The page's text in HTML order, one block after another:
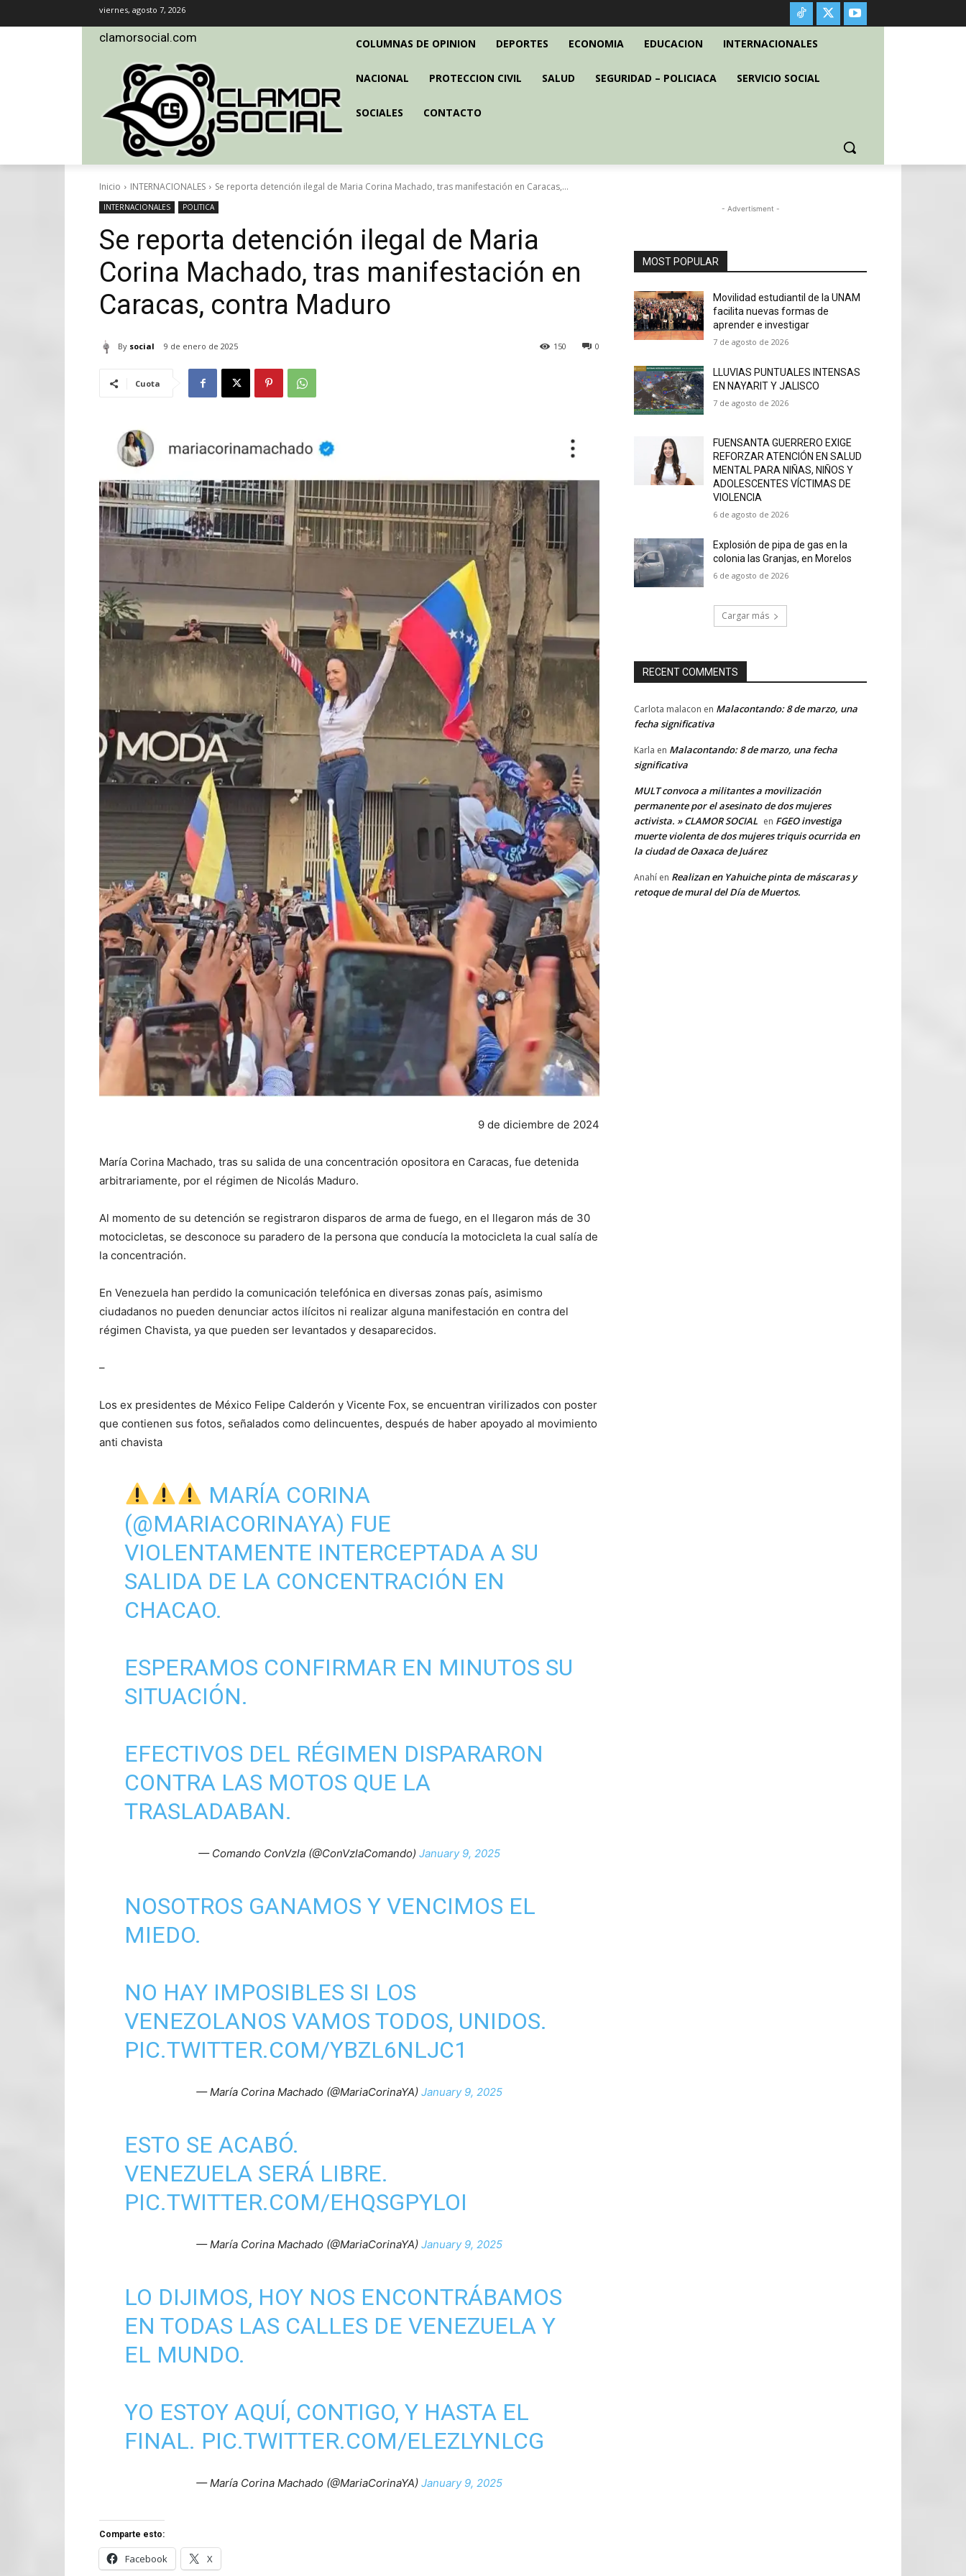
viernes, agosto 7, 2026
clamorsocial.com COLUMNAS DE OPINION DEPORTES ECONOMIA EDUCACION INTERNACIONALES
NACIONAL PROTECCION CIVIL SALUD SEGURIDAD – POLICIACA SERVICIO SOCIAL
SOCIALES CONTACTO
Inicio INTERNACIONALES Se reporta detención ilegal de Maria Corina Machado, tras manifestación en Caracas,...
INTERNACIONALES POLITICA
Se reporta detención ilegal de Maria
Corina Machado, tras manifestación en
Caracas, contra Maduro
By social 9 de enero de 2025 0
150
Cuota
9 de diciembre de 2024
María Corina Machado, tras su salida de una concentración opositora en Caracas, fue detenida
arbitrariamente, por el régimen de Nicolás Maduro.
Al momento de su detención se registraron disparos de arma de fuego, en el llegaron más de 30
motocicletas, se desconoce su paradero de la persona que conducía la motocicleta la cual salía de
la concentración.
En Venezuela han perdido la comunicación telefónica en diversas zonas país, asimismo
ciudadanos no pueden denunciar actos ilícitos ni realizar alguna manifestación en contra del
régimen Chavista, ya que pueden ser levantados y desaparecidos.
–
Los ex presidentes de México Felipe Calderón y Vicente Fox, se encuentran virilizados con poster
que contienen sus fotos, señalados como delincuentes, después de haber apoyado al movimiento
anti chavista
MARÍA CORINA
(@MARIACORINAYA) FUE
VIOLENTAMENTE INTERCEPTADA A SU
SALIDA DE LA CONCENTRACIÓN EN
CHACAO.
ESPERAMOS CONFIRMAR EN MINUTOS SU
SITUACIÓN.
EFECTIVOS DEL RÉGIMEN DISPARARON
CONTRA LAS MOTOS QUE LA
TRASLADABAN.
— Comando ConVzla (@ConVzlaComando) January 9, 2025
NOSOTROS GANAMOS Y VENCIMOS EL
MIEDO.
NO HAY IMPOSIBLES SI LOS
VENEZOLANOS VAMOS TODOS, UNIDOS.
PIC.TWITTER.COM/YBZL6NLJC1
— María Corina Machado (@MariaCorinaYA) January 9, 2025
ESTO SE ACABÓ.
VENEZUELA SERÁ LIBRE.
PIC.TWITTER.COM/EHQSGPYLOI
— María Corina Machado (@MariaCorinaYA) January 9, 2025
LO DIJIMOS, HOY NOS ENCONTRÁBAMOS
EN TODAS LAS CALLES DE VENEZUELA Y
EL MUNDO.
YO ESTOY AQUÍ, CONTIGO, Y HASTA EL
FINAL. PIC.TWITTER.COM/ELEZLYNLCG
— María Corina Machado (@MariaCorinaYA) January 9, 2025
Comparte esto:
Facebook X
- Advertisment -
MOST POPULAR
Movilidad estudiantil de la UNAM
facilita nuevas formas de
aprender e investigar
7 de agosto de 2026
LLUVIAS PUNTUALES INTENSAS
EN NAYARIT Y JALISCO
7 de agosto de 2026
FUENSANTA GUERRERO EXIGE
REFORZAR ATENCIÓN EN SALUD
MENTAL PARA NIÑAS, NIÑOS Y
ADOLESCENTES VÍCTIMAS DE
VIOLENCIA
6 de agosto de 2026
Explosión de pipa de gas en la
colonia las Granjas, en Morelos
6 de agosto de 2026
Cargar más
RECENT COMMENTS
Carlota malacon en Malacontando: 8 de marzo, una
fecha significativa
Karla en Malacontando: 8 de marzo, una fecha
significativa
MULT convoca a militantes a movilización
permanente por el asesinato de dos mujeres
activista. » CLAMOR SOCIAL en FGEO investiga
muerte violenta de dos mujeres triquis ocurrida en
la ciudad de Oaxaca de Juárez
Anahí en Realizan en Yahuiche pinta de máscaras y
retoque de mural del Día de Muertos.